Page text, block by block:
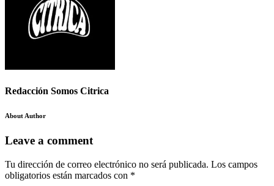
Redacción Somos Citrica
About Author
Leave a comment
Tu dirección de correo electrónico no será publicada. Los campos
obligatorios están marcados con *